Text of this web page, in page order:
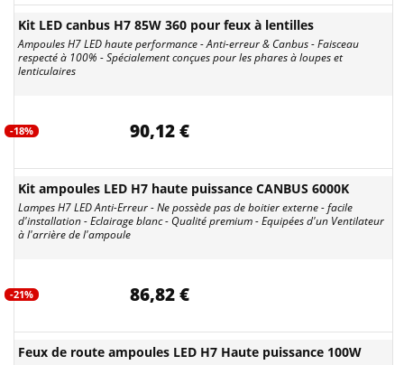
Kit LED canbus H7 85W 360 pour feux à lentilles
Ampoules H7 LED haute performance - Anti-erreur & Canbus - Faisceau
respecté à 100% - Spécialement conçues pour les phares à loupes et
lenticulaires
-18% 90,12 €
Kit ampoules LED H7 haute puissance CANBUS 6000K
Lampes H7 LED Anti-Erreur - Ne possède pas de boitier externe - facile
d'installation - Eclairage blanc - Qualité premium - Equipées d'un Ventilateur
à l'arrière de l'ampoule
-21% 86,82 €
Feux de route ampoules LED H7 Haute puissance 100W